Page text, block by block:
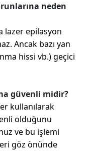
neden
lazer epilasyon
Ancak bazı yan
hissi vb.) geçici
güvenli midir?
kullanılarak
olduğunu
ve bu işlemi
göz önünde